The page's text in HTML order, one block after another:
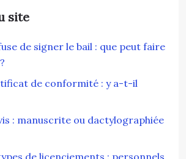
site
de signer le bail : que peut faire
de conformité : y a-t-il
: manuscrite ou dactylographiée
de licenciements : personnels,